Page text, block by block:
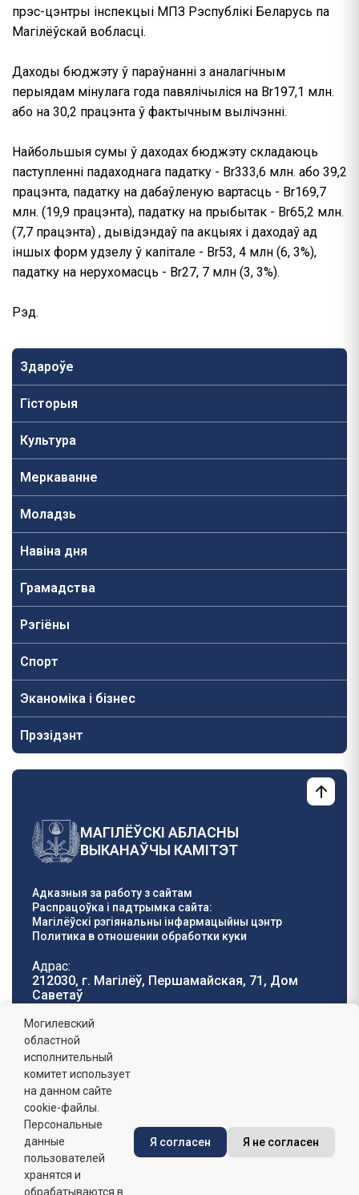
Здароўе
Гісторыя
Культура
Меркаванне
Моладзь
Навiна дня
Грамадства
Рэгіёны
Спорт
Эканоміка і бізнес
Прэзідэнт
прэс-цэнтры інспекцыі МПЗ Рэспублікі Беларусь па
Магілёўскай вобласці.
Даходы бюджэту ў параўнанні з аналагічным
перыядам мінулага года павялічыліся на Br197,1 млн.
або на 30,2 працэнта ў фактычным вылічэнні.
Найбольшыя сумы ў даходах бюджэту складаюць
паступленні падаходнага падатку - Br333,6 млн. або 39,2
працэнта, падатку на дабаўленую вартасць - Br169,7
млн. (19,9 працэнта), падатку на прыбытак - Br65,2 млн.
(7,7 працэнта) , дывідэндаў па акцыях і даходаў ад
іншых форм удзелу ў капітале - Br53, 4 млн (6, 3%),
падатку на нерухомасць - Br27, 7 млн (3, 3%).
Рэд.
МАГІЛЁЎСКІ АБЛАСНЫ
ВЫКАНАЎЧЫ КАМІТЭТ
Адказныя за работу з сайтам
Распрацоўка і падтрымка сайта:
Магілёўскі рэгіянальны інфармацыйны цэнтр
Политика в отношении обработки куки
Адрас:
212030, г. Магілёў, Першамайская, 71, Дом
Саветаў
Тэлефон гарачай
лініі:
8 (0222) 71-32-55
Графік работы:
пн-пт: 8.00 - 17.00, сб-н: выхадны,
абедзенны перапынак: 13:00 - 14:00
Сайт зарэгістраваны ў Дзяржаўным рэгістры
інфармацыйных рэсурсаў Рэспублікі Беларусь. №
Могилевский
областной
исполнительный
комитет использует
на данном сайте
cookie-файлы.
Персональные
данные
пользователей
хранятся и
обрабатываются в
Я согласен Я не согласен